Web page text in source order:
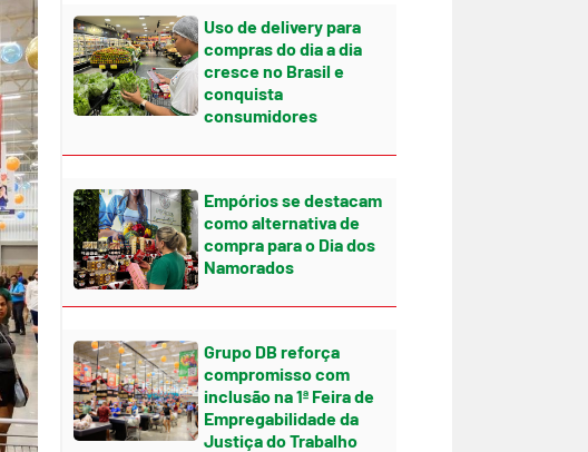
Uso de delivery para
compras do dia a dia
cresce no Brasil e
conquista
consumidores
Empórios se destacam
como alternativa de
compra para o Dia dos
Namorados
Grupo DB reforça
compromisso com
inclusão na 1ª Feira de
Empregabilidade da
Justiça do Trabalho